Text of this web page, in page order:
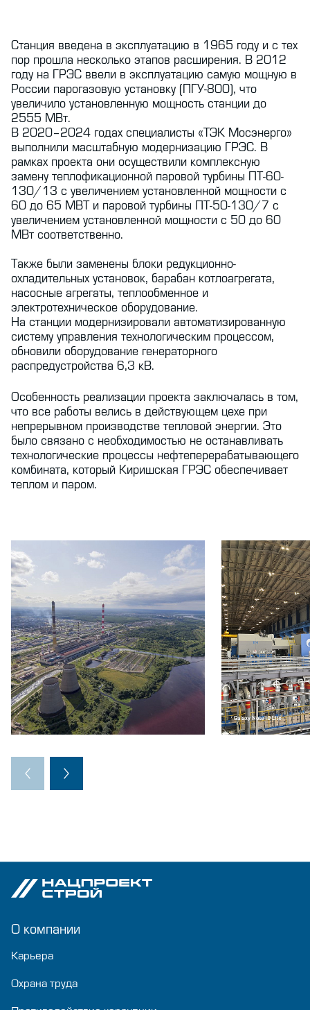
Станция введена в эксплуатацию в 1965 году и с тех
пор прошла несколько этапов расширения. В 2012
году на ГРЭС ввели в эксплуатацию самую мощную в
России парогазовую установку (ПГУ-800), что
увеличило установленную мощность станции до
2555 МВт.
В 2020–2024 годах специалисты «ТЭК Мосэнерго»
выполнили масштабную модернизацию ГРЭС. В
рамках проекта они осуществили комплексную
замену теплофикационной паровой турбины ПТ-60-
130/13 с увеличением установленной мощности с
60 до 65 МВТ и паровой турбины ПТ-50-130/7 с
увеличением установленной мощности с 50 до 60
МВт соответственно.
Также были заменены блоки редукционно-
охладительных установок, барабан котлоагрегата,
насосные агрегаты, теплообменное и
электротехническое оборудование.
На станции модернизировали автоматизированную
систему управления технологическим процессом,
обновили оборудование генераторного
распредустройства 6,3 кВ.
Особенность реализации проекта заключалась в том,
что все работы велись в действующем цехе при
непрерывном производстве тепловой энергии. Это
было связано с необходимостью не останавливать
технологические процессы нефтеперерабатывающего
комбината, который Киришская ГРЭС обеспечивает
теплом и паром.
О компании
Карьера
Охрана труда